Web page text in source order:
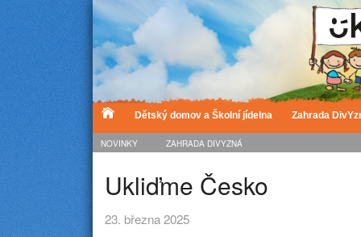
Dětský domov a Školní jídelna Zahrada
NOVINKY ZAHRADA DIVYZNÁ
Ukliďme Česko
23. března 2025